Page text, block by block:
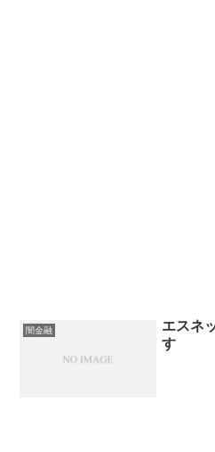
闇金融
エスネ
す